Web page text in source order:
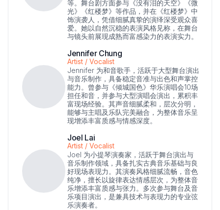
等。舞台剧方面参与《没有泪的天空》《微
光》《红楼梦》等作品，并在《红楼梦》中
饰演袭人，凭借细腻真挚的演绎深受观众喜
爱。她以自然沉稳的表演风格见称，在舞台
与镜头前展现成熟而富感染力的表演实力。
Jennifer Chung
Artist / Vocalist
Jennifer 为和音歌手，活跃于大型舞台演出
与音乐制作，具备稳定音准与出色和声掌控
能力。曾参与《倾城国色》华乐演唱会10场
担任和音，并参与大型演唱会演出，累积丰
富现场经验。其声音细腻柔和，层次分明，
能够与主唱及乐队完美融合，为整体音乐呈
现增添丰富质感与情感深度。
Joel Lai
Artist / Vocalist
Joel 为小提琴演奏家，活跃于舞台演出与
音乐制作领域，具备扎实古典音乐基础与良
好现场表现力。其演奏风格细腻流畅，音色
纯净，擅长以旋律表达情感层次，为整体音
乐增添丰富质感与张力。多次参与舞台及音
乐项目演出，是兼具技术与表现力的专业弦
乐演奏者。